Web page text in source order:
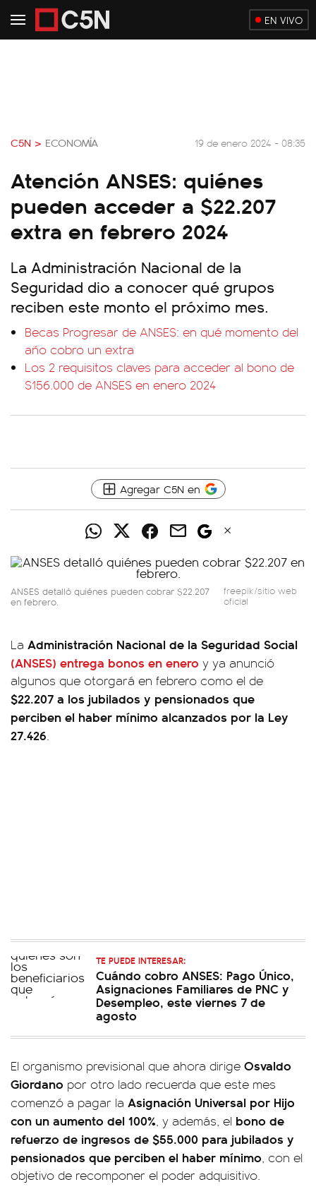
EN VIVO
C5N > ECONOMÍA 19 de enero 2024 - 08:35
Atención ANSES: quiénes
pueden acceder a $22.207
extra en febrero 2024
La Administración Nacional de la
Seguridad dio a conocer qué grupos
reciben este monto el próximo mes.
Becas Progresar de ANSES: en qué momento del
año cobro un extra
Los 2 requisitos claves para acceder al bono de
$156.000 de ANSES en enero 2024
Agregar C5N en
ANSES detalló quiénes pueden cobrar $22.207
en febrero.
freepik/sitio web
oficial
La Administración Nacional de la Seguridad Social
(ANSES) entrega bonos en enero y ya anunció
algunos que otorgará en febrero como el de
$22.207 a los jubilados y pensionados que
perciben el haber mínimo alcanzados por la Ley
27.426.
TE PUEDE INTERESAR:
Cuándo cobro ANSES: Pago Único,
Asignaciones Familiares de PNC y
Desempleo, este viernes 7 de
agosto
El organismo previsional que ahora dirige Osvaldo
Giordano por otro lado recuerda que este mes
comenzó a pagar la Asignación Universal por Hijo
con un aumento del 100%, y además, el bono de
refuerzo de ingresos de $55.000 para jubilados y
pensionados que perciben el haber mínimo, con el
objetivo de recomponer el poder adquisitivo.